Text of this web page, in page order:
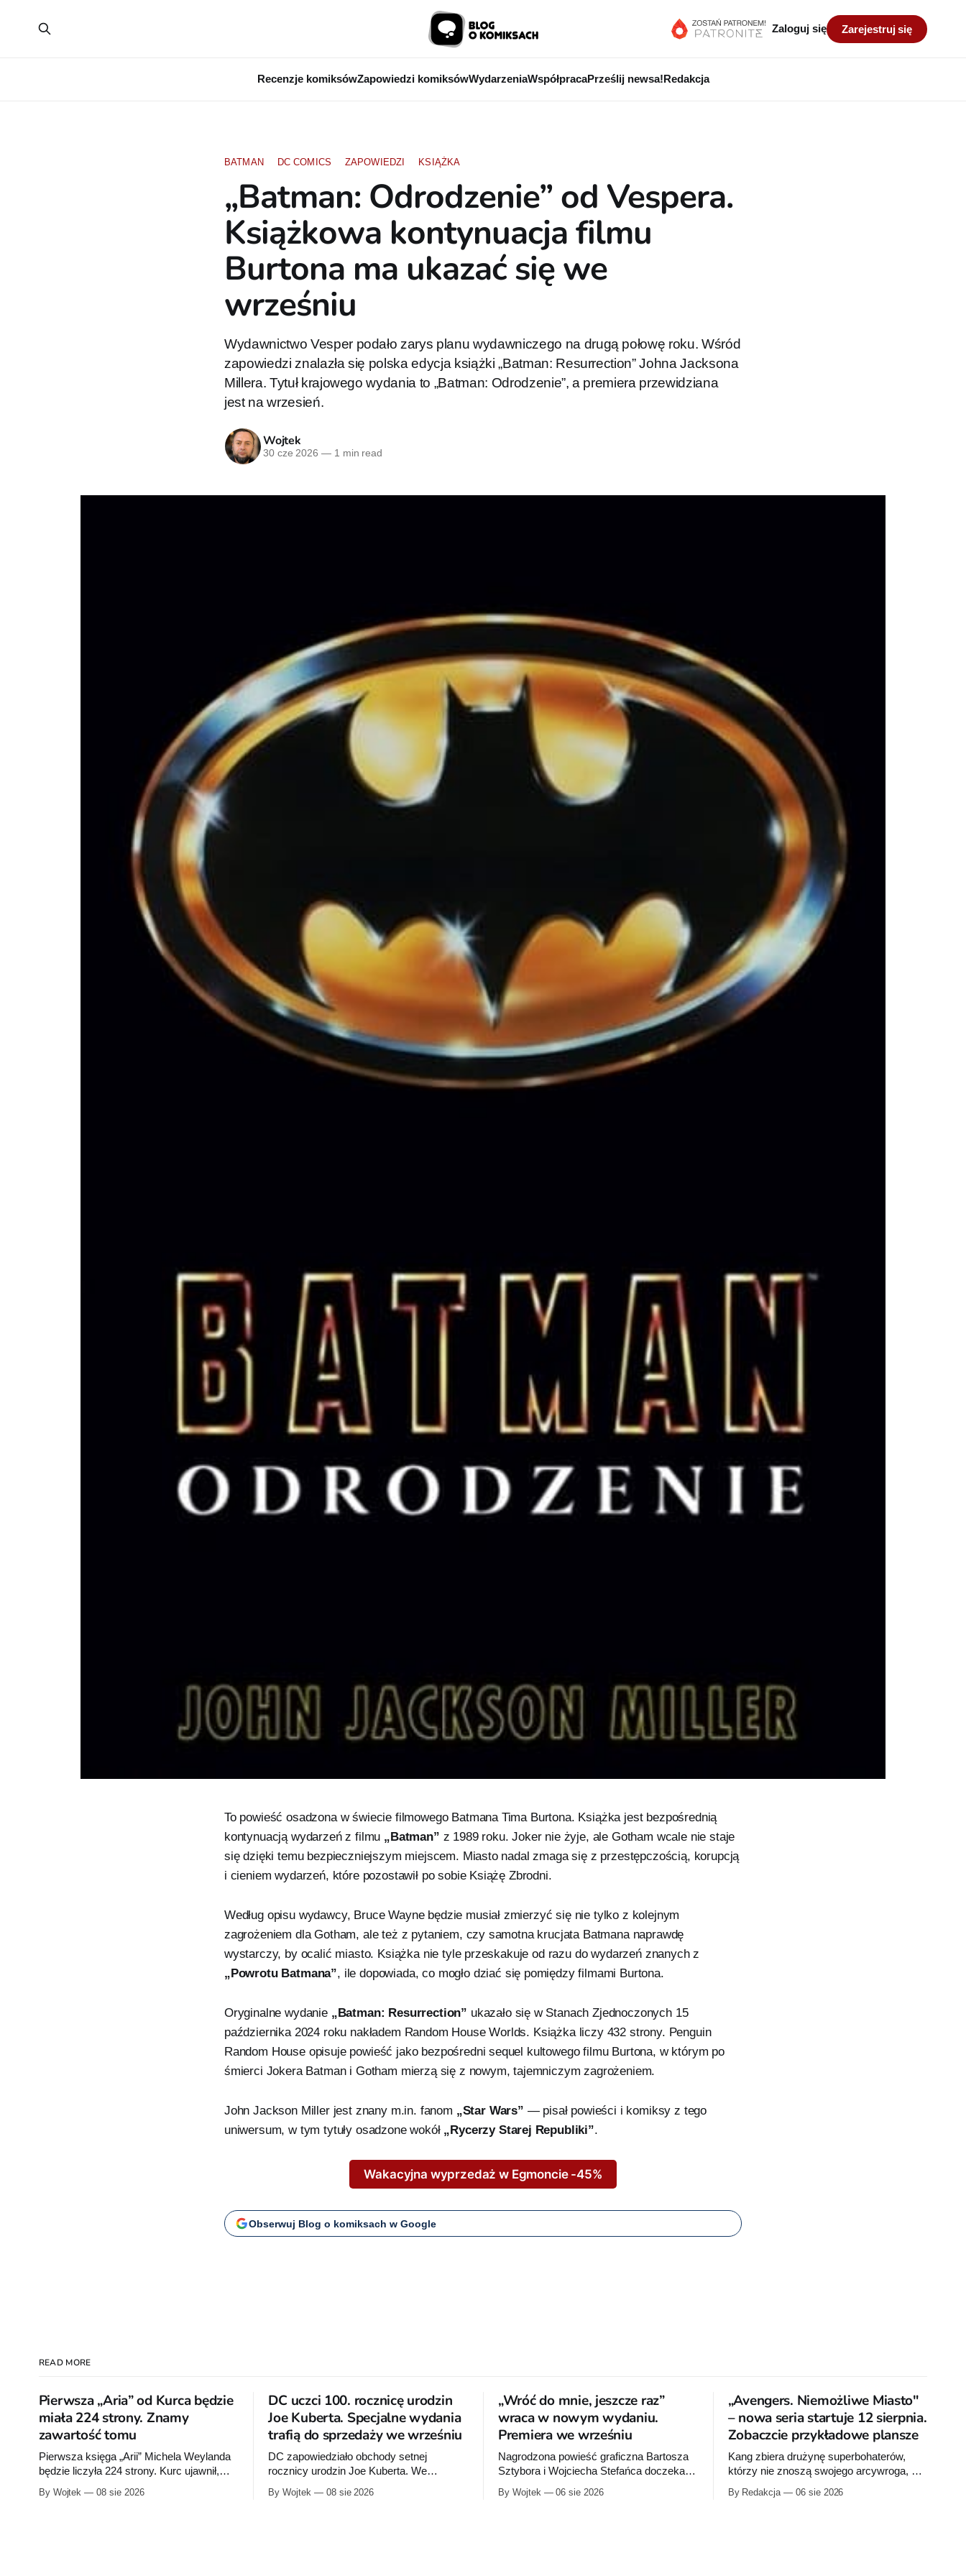
Recenzje komiksówZapowiedzi komiksówWydarzeniaWspółpracaPrześlij newsa!Redakcja
Zaloguj się Zarejestruj się
BATMAN DC COMICS ZAPOWIEDZI KSIĄŻKA
„Batman: Odrodzenie” od Vespera.
Książkowa kontynuacja filmu
Burtona ma ukazać się we
wrześniu
Wydawnictwo Vesper podało zarys planu wydawniczego na drugą połowę roku. Wśród
zapowiedzi znalazła się polska edycja książki „Batman: Resurrection” Johna Jacksona
Millera. Tytuł krajowego wydania to „Batman: Odrodzenie”, a premiera przewidziana
jest na wrzesień.
Wojtek
30 cze 2026 —1 min read
To powieść osadzona w świecie filmowego Batmana Tima Burtona. Książka jest bezpośrednią
kontynuacją wydarzeń z filmu „Batman” z 1989 roku. Joker nie żyje, ale Gotham wcale nie staje
się dzięki temu bezpieczniejszym miejscem. Miasto nadal zmaga się z przestępczością, korupcją
i cieniem wydarzeń, które pozostawił po sobie Książę Zbrodni.
Według opisu wydawcy, Bruce Wayne będzie musiał zmierzyć się nie tylko z kolejnym
zagrożeniem dla Gotham, ale też z pytaniem, czy samotna krucjata Batmana naprawdę
wystarczy, by ocalić miasto. Książka nie tyle przeskakuje od razu do wydarzeń znanych z
„Powrotu Batmana”, ile dopowiada, co mogło dziać się pomiędzy filmami Burtona.
Oryginalne wydanie „Batman: Resurrection” ukazało się w Stanach Zjednoczonych 15
października 2024 roku nakładem Random House Worlds. Książka liczy 432 strony. Penguin
Random House opisuje powieść jako bezpośredni sequel kultowego filmu Burtona, w którym po
śmierci Jokera Batman i Gotham mierzą się z nowym, tajemniczym zagrożeniem.
John Jackson Miller jest znany m.in. fanom „Star Wars” — pisał powieści i komiksy z tego
uniwersum, w tym tytuły osadzone wokół „Rycerzy Starej Republiki”.
Wakacyjna wyprzedaż w Egmoncie -45%
Obserwuj Blog o komiksach w Google
READ MORE
Pierwsza „Aria” od Kurca będzie
miała 224 strony. Znamy
zawartość tomu
Pierwsza księga „Arii” Michela Weylanda
będzie liczyła 224 strony. Kurc ujawnił,
które cztery albumy znajdą się w środku i
zapowiedział około 30 stron dodatków.
By Wojtek 08 sie 2026
DC uczci 100. rocznicę urodzin
Joe Kuberta. Specjalne wydania
trafią do sprzedaży we wrześniu
DC zapowiedziało obchody setnej
rocznicy urodzin Joe Kuberta. We
wrześniu wydawca wypuści specjalne
publikacje poświęcone twórcy „Sgt.
By Wojtek 08 sie 2026
„Wróć do mnie, jeszcze raz”
wraca w nowym wydaniu.
Premiera we wrześniu
Nagrodzona powieść graficzna Bartosza
Sztybora i Wojciecha Stefańca doczeka
się wznowienia. Timof Comics
przygotowuje nową edycję albumu „Wróć
By Wojtek 06 sie 2026
„Avengers. Niemożliwe Miasto"
– nowa seria startuje 12 sierpnia.
Zobaczcie przykładowe plansze
Kang zbiera drużynę superbohaterów,
którzy nie znoszą swojego arcywroga, a
na Ziemię z orbity schodzi Popielne
Przymierze z królem Arturem na czele.
By Redakcja 06 sie 2026